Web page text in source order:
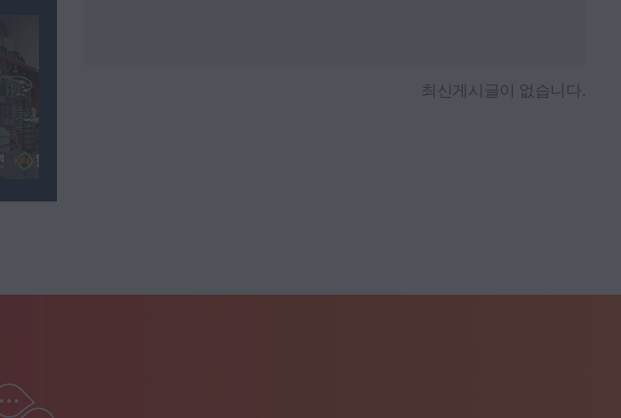
최신게시글이 없습니다.